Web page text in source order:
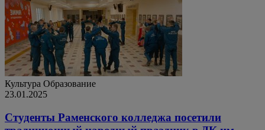
Культура Образование
23.01.2025
Студенты Раменского колледжа посетили